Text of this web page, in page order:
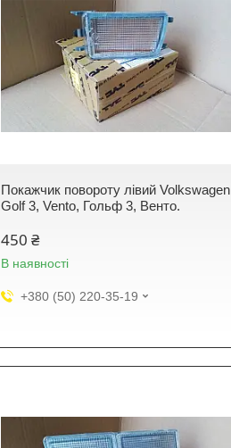
Покажчик повороту лівий Volkswagen
Golf 3, Vento, Гольф 3, Венто.
450 ₴
В наявності
+380 (50) 220-35-19